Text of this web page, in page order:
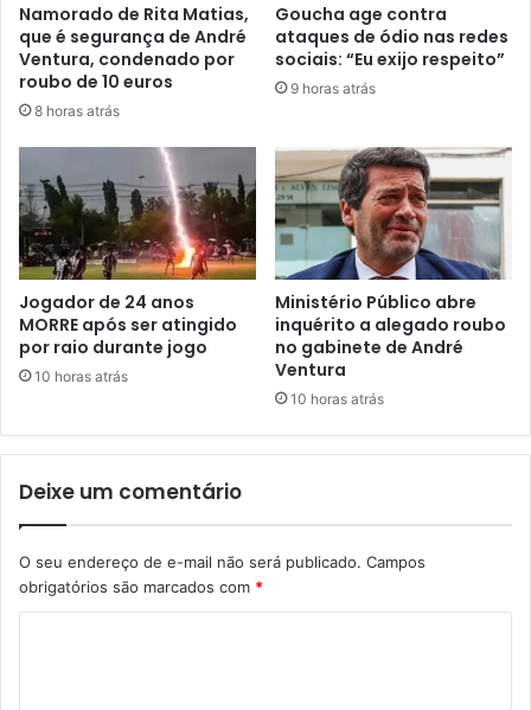
Namorado de Rita Matias,
que é segurança de André
Ventura, condenado por
roubo de 10 euros
8 horas atrás
Goucha age contra
ataques de ódio nas redes
sociais: “Eu exijo respeito”
9 horas atrás
Jogador de 24 anos
MORRE após ser atingido
por raio durante jogo
10 horas atrás
Ministério Público abre
inquérito a alegado roubo
no gabinete de André
Ventura
10 horas atrás
Deixe um comentário
O seu endereço de e-mail não será publicado. Campos
obrigatórios são marcados com *